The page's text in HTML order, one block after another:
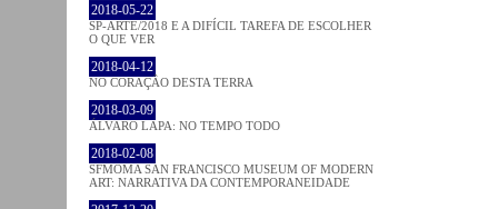
2018-05-22
SP-ARTE/2018 E A DIFÍCIL TAREFA DE ESCOLHER
O QUE VER
2018-04-12
NO CORAÇÂO DESTA TERRA
2018-03-09
ÁLVARO LAPA: NO TEMPO TODO
2018-02-08
SFMOMA SAN FRANCISCO MUSEUM OF MODERN
ART: NARRATIVA DA CONTEMPORANEIDADE